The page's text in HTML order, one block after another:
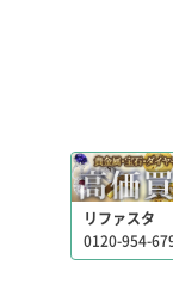
リファスタ
0120-954-